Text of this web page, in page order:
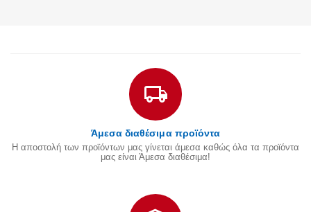
Άμεσα διαθέσιμα προϊόντα
Η αποστολή των προϊόντων μας γίνεται άμεσα καθώς όλα τα προϊόντα
μας είναι Άμεσα διαθέσιμα!